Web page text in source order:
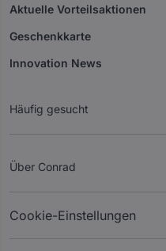
Aktuelle Vorteilsaktionen
Geschenkkarte
Innovation News
Häufig gesucht
Über Conrad
Cookie-Einstellungen